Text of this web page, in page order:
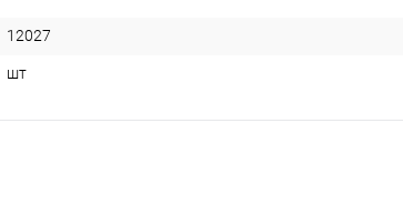
12027
шт